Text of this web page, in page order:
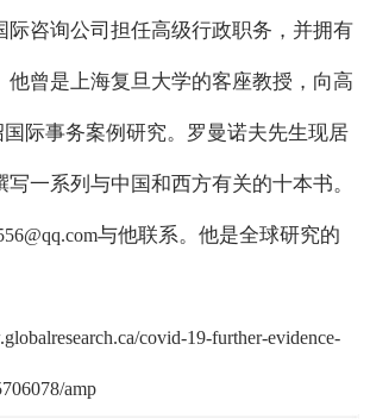
际咨询公司担任高级行政职务，并拥有
他曾是上海复旦大学的客座教授，向高
际事务案例研究。罗曼诺夫先生现居
一系列与中国和西方有关的十本书。
与他联系。他是全球研究的
covid-19-further-evidence-
amp